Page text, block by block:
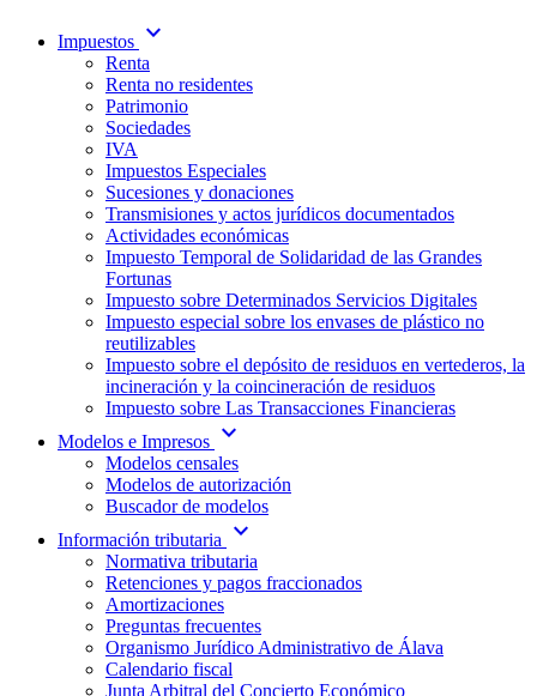
Impuestos expand_more
Renta
Renta no residentes
Patrimonio
Sociedades
IVA
Impuestos Especiales
Sucesiones y donaciones
Transmisiones y actos jurídicos documentados
Actividades económicas
Impuesto Temporal de Solidaridad de las Grandes
Fortunas
Impuesto sobre Determinados Servicios Digitales
Impuesto especial sobre los envases de plástico no
reutilizables
Impuesto sobre el depósito de residuos en vertederos, la
incineración y la coincineración de residuos
Impuesto sobre Las Transacciones Financieras
Modelos e Impresos expand_more
Modelos censales
Modelos de autorización
Buscador de modelos
Información tributaria
expand_more
Normativa tributaria
Retenciones y pagos fraccionados
Amortizaciones
Preguntas frecuentes
Organismo Jurídico Administrativo de Álava
Calendario fiscal
Junta Arbitral del Concierto Económico